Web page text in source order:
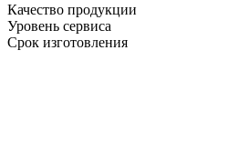
Качество продукции
Уровень сервиса
Срок изготовления